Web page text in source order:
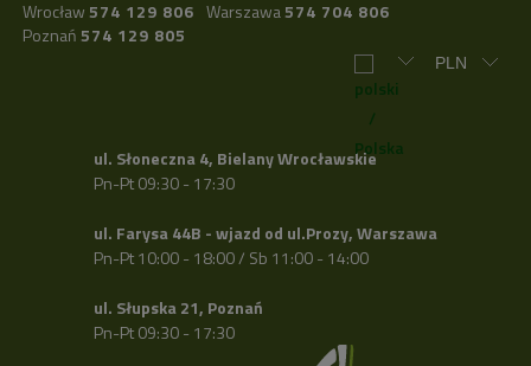
Wrocław 574 129 806 Warszawa574 704 806
Poznań 574 129 805
ul. Słoneczna 4, Bielany Wrocławskie
Pn-Pt 09:30 - 17:30
ul. Farysa 44B - wjazd od ul.Prozy, Warszawa
Pn-Pt 10:00 - 18:00 / Sb 11:00 - 14:00
ul. Słupska 21, Poznań
Pn-Pt 09:30 - 17:30